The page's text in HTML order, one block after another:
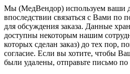
Мы (МедВендор) используем ваши
впоследствии связаться с Вами по
для обсуждения заказа. Данные
доступны некоторым нашим
которых сделан заказ) до тех пор,
согласие. Если вы хотите, чтобы
были удалены, отправьте письмо по